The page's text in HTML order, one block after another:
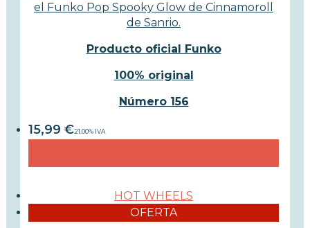
el Funko Pop Spooky Glow de Cinnamoroll
de Sanrio.
Producto oficial Funko
100% original
Número 156
15,99 €21.00% IVA
HOT WHEELS
OFERTA